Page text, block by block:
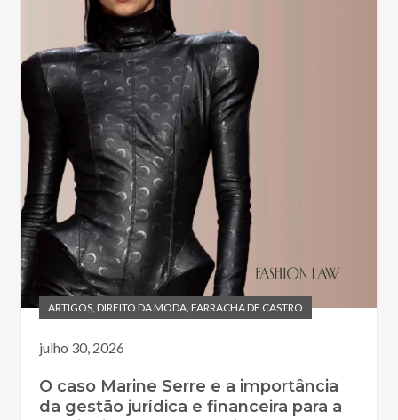
ARTIGOS DIREITO DA MODA FARRACHA DE CASTRO
julho 30, 2026
O caso Marine Serre e a importância
da gestão jurídica e financeira para a